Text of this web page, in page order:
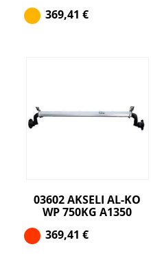
369,41 €
03602 AKSELI AL-KO
WP 750KG A1350
369,41 €